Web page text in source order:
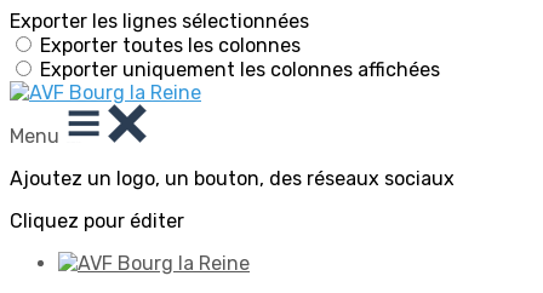
Exporter les lignes sélectionnées
Exporter toutes les colonnes
Exporter uniquement les colonnes affichées
Menu
Ajoutez un logo, un bouton, des réseaux sociaux
Cliquez pour éditer